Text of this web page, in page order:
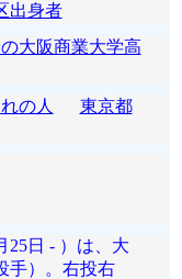
出身者
大阪商業大学高
の人
東京都
25日 - ）は、大
手）。右投右